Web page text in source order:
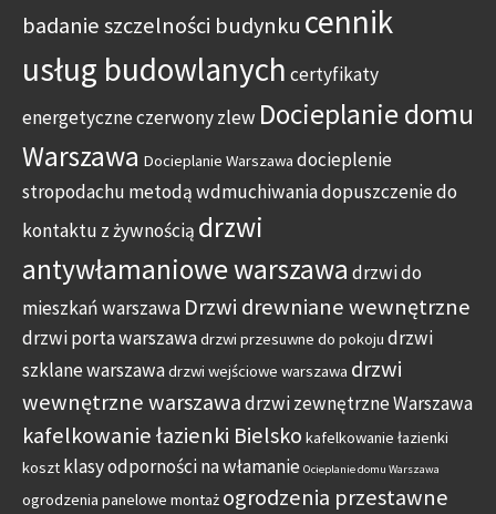
badanie szczelności budynku cennik
usług budowlanych certyfikaty
energetyczneczerwony zlew Docieplanie domu
Warszawa Docieplanie Warszawa docieplenie
stropodachu metodą wdmuchiwaniadopuszczenie do
kontaktu z żywnością drzwi
antywłamaniowe warszawa drzwi do
mieszkań warszawa Drzwi drewniane wewnętrzne
drzwi porta warszawadrzwi przesuwne do pokoju drzwi
szklane warszawadrzwi wejściowe warszawa drzwi
wewnętrzne warszawadrzwi zewnętrzne Warszawa
kafelkowanie łazienki Bielsko kafelkowanie łazienki
koszt klasy odporności na włamanie Ocieplanie domu Warszawa
ogrodzenia panelowe montaż ogrodzenia przestawne